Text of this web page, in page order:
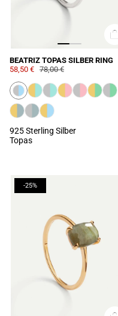
BEATRIZ TOPAS SILBER RING
58,50 € 78,00 €
925 Sterling Silber
Topas
-25%